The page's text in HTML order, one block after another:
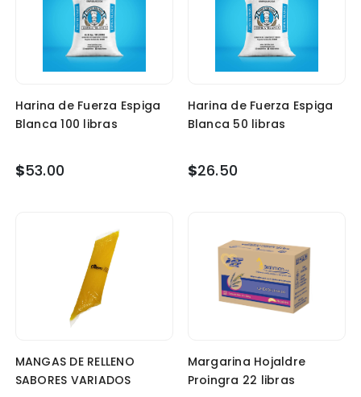
Harina de Fuerza Espiga
Blanca 100 libras
$53.00
Harina de Fuerza Espiga
Blanca 50 libras
$26.50
MANGAS DE RELLENO
SABORES VARIADOS
Margarina Hojaldre
Proingra 22 libras